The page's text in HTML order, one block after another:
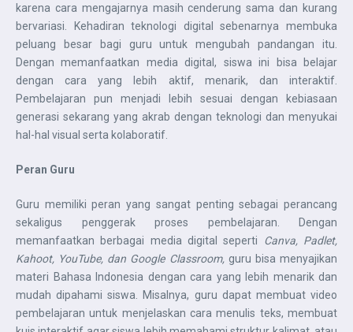
karena cara mengajarnya masih cenderung sama dan kurang
bervariasi. Kehadiran teknologi digital sebenarnya membuka
peluang besar bagi guru untuk mengubah pandangan itu.
Dengan memanfaatkan media digital, siswa ini bisa belajar
dengan cara yang lebih aktif, menarik, dan interaktif.
Pembelajaran pun menjadi lebih sesuai dengan kebiasaan
generasi sekarang yang akrab dengan teknologi dan menyukai
hal-hal visual serta kolaboratif.
Peran Guru
Guru memiliki peran yang sangat penting sebagai perancang
sekaligus penggerak proses pembelajaran. Dengan
memanfaatkan berbagai media digital seperti Canva, Padlet,
Kahoot, YouTube, dan Google Classroom,guru bisa menyajikan
materi Bahasa Indonesia dengan cara yang lebih menarik dan
mudah dipahami siswa. Misalnya, guru dapat membuat video
pembelajaran untuk menjelaskan cara menulis teks, membuat